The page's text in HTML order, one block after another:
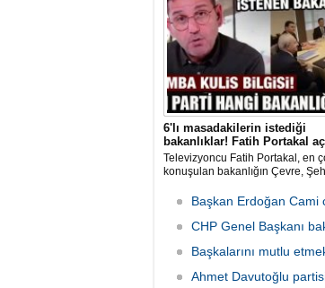
hedefleniyor.
6'lı masadakilerin istediği
bakanlıklar! Fatih Portakal
Televizyoncu Fatih Portakal, en
konuşulan bakanlığın Çevre,
söyledi.Başkan Erdoğan Cami
CHP Genel Başkanı
Başkalarını mutlu
Ahmet Davutoğlu